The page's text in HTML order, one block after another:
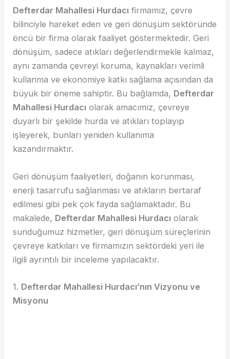
Defterdar Mahallesi Hurdacı firmamız, çevre
bilinciyle hareket eden ve geri dönüşüm sektöründe
öncü bir firma olarak faaliyet göstermektedir. Geri
dönüşüm, sadece atıkları değerlendirmekle kalmaz,
aynı zamanda çevreyi koruma, kaynakları verimli
kullanma ve ekonomiye katkı sağlama açısından da
büyük bir öneme sahiptir. Bu bağlamda, Defterdar
Mahallesi Hurdacı olarak amacımız, çevreye
duyarlı bir şekilde hurda ve atıkları toplayıp
işleyerek, bunları yeniden kullanıma
kazandırmaktır.
Geri dönüşüm faaliyetleri, doğanın korunması,
enerji tasarrufu sağlanması ve atıkların bertaraf
edilmesi gibi pek çok fayda sağlamaktadır. Bu
makalede, Defterdar Mahallesi Hurdacı olarak
sunduğumuz hizmetler, geri dönüşüm süreçlerinin
çevreye katkıları ve firmamızın sektördeki yeri ile
ilgili ayrıntılı bir inceleme yapılacaktır.
1. Defterdar Mahallesi Hurdacı’nın Vizyonu ve
Misyonu